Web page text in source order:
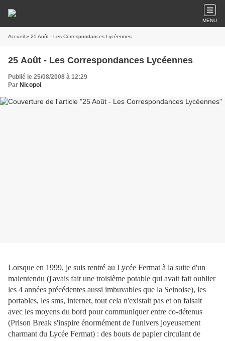
MENU
Accueil » 25 Août - Les Correspondances Lycéennes
25 Août - Les Correspondances Lycéennes
Publié le 25/08/2008 à 12:29
Par Nicopoi
Lorsque en 1999, je suis rentré au Lycée Fermat à la suite d'un
malentendu (j'avais fait une troisième potable qui avait fait oublier
les 4 années précédentes aussi imbuvables que la Seinoise), les
portables, les sms, internet, tout cela n'existait pas et on faisait
avec les moyens du bord pour communiquer entre co-détenus
(Prison Break s'inspire énormément de l'univers joyeusement
charmant du Lycée Fermat) : des bouts de papier circulant de